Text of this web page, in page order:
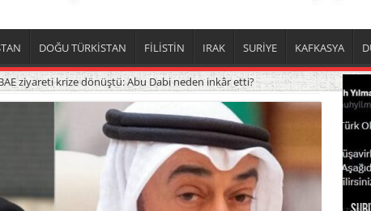
DOĞU TÜRKİSTAN FİLİSTİN IRAK SURİYE KAFKASYA
ziyareti krize dönüştü: Abu Dabi neden inkâr etti?